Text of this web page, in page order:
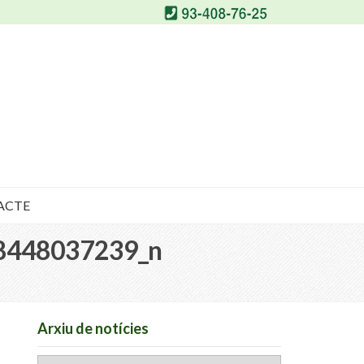
Arxiu de notícies